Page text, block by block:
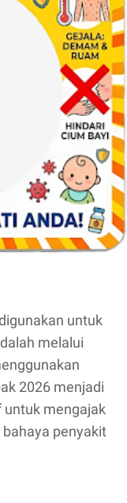
untuk
melalui
2026 menjadi
untuk mengajak
penyakit